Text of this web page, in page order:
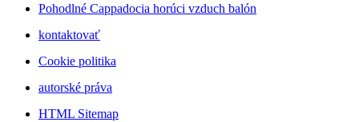
Pohodlné Cappadocia horúci vzduch balón
kontaktovať
Cookie politika
autorské práva
HTML Sitemap